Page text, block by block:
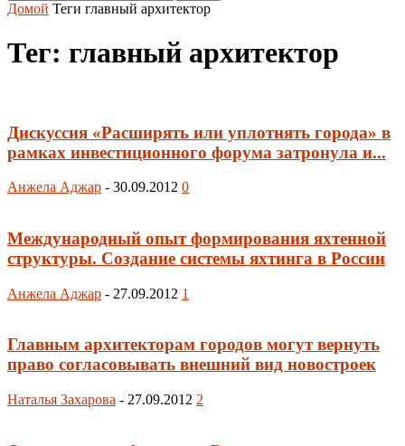
Домой Теги главный архитектор
Тег: главный архитектор
Дискуссия «Расширять или уплотнять города» в
рамках инвестиционного форума затронула и...
Анжела Аджар - 30.09.2012 0
Международный опыт формирования яхтенной
структуры. Создание системы яхтинга в России
Анжела Аджар - 27.09.2012 1
Главным архитекторам городов могут вернуть
право согласовывать внешний вид новостроек
Наталья Захарова - 27.09.2012 2